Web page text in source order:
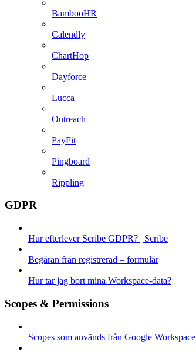
BambooHR
Calendly
ChartHop
Dayforce
Lucca
Outreach
PayFit
Pingboard
Rippling
GDPR
Hur efterlever Scribe GDPR? | Scribe
Begäran från registrerad – formulär
Hur tar jag bort mina Workspace-data?
Scopes & Permissions
Scopes som används från Google Workspace